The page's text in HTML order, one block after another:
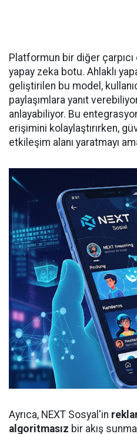
Platformun bir diğer
yapay zeka botu. Ahlaklı
geliştirilen bu model,
paylaşımlara yanıt
anlayabiliyor. Bu
erişimini kolaylaştırırken,
etkileşim alanı yaratmayı
Ayrıca, NEXT Sosyal'in
algoritmasız bir akış